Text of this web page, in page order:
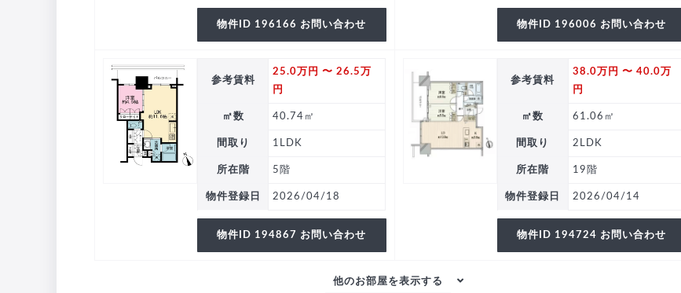
物件ID 196166 お問い合わせ 物件ID 196006 お問い合わせ
参考賃料
25.0万円 〜 26.5万
円
㎡数 40.74㎡
間取り 1LDK
所在階 5階
物件登録日 2026/04/18
物件ID 194867 お問い合わせ
参考賃料
38.0万円 〜 40.0万
円
㎡数 61.06㎡
間取り 2LDK
所在階 19階
物件登録日 2026/04/14
物件ID 194724 お問い合わせ